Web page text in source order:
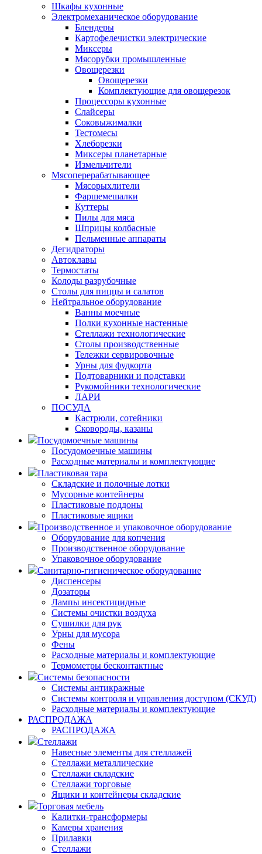
Шкафы кухонные
Электромеханическое оборудование
Блендеры
Картофелечистки электрические
Миксеры
Мясорубки промышленные
Овощерезки
Овощерезки
Комплектующие для овощерезок
Процессоры кухонные
Слайсеры
Соковыжималки
Тестомесы
Хлеборезки
Миксеры планетарные
Измельчители
Мясоперерабатывающее
Мясорыхлители
Фаршемешалки
Куттеры
Пилы для мяса
Шприцы колбасные
Пельменные аппараты
Дегидраторы
Автоклавы
Термостаты
Колоды разрубочные
Столы для пиццы и салатов
Нейтральное оборудование
Ванны моечные
Полки кухонные настенные
Стеллажи технологические
Столы производственные
Тележки сервировочные
Урны для фудкорта
Подтоварники и подставки
Рукомойники технологические
ЛАРИ
ПОСУДА
Кастрюли, сотейники
Сковороды, казаны
Посудомоечные машины
Посудомоечные машины
Расходные материалы и комплектующие
Пластиковая тара
Складские и полочные лотки
Мусорные контейнеры
Пластиковые поддоны
Пластиковые ящики
Производственное и упаковочное оборудование
Оборудование для копчения
Производственное оборудование
Упаковочное оборудование
Санитарно-гигиеническое оборудование
Диспенсеры
Дозаторы
Лампы инсектицидные
Системы очистки воздуха
Сушилки для рук
Урны для мусора
Фены
Расходные материалы и комплектующие
Термометры бесконтактные
Системы безопасности
Системы антикражные
Системы контроля и управления доступом (СКУД)
Расходные материалы и комплектующие
РАСПРОДАЖА
РАСПРОДАЖА
Стеллажи
Навесные элементы для стеллажей
Стеллажи металлические
Стеллажи складские
Стеллажи торговые
Ящики и контейнеры складские
Торговая мебель
Калитки-трансформеры
Камеры хранения
Прилавки
Стеллажи